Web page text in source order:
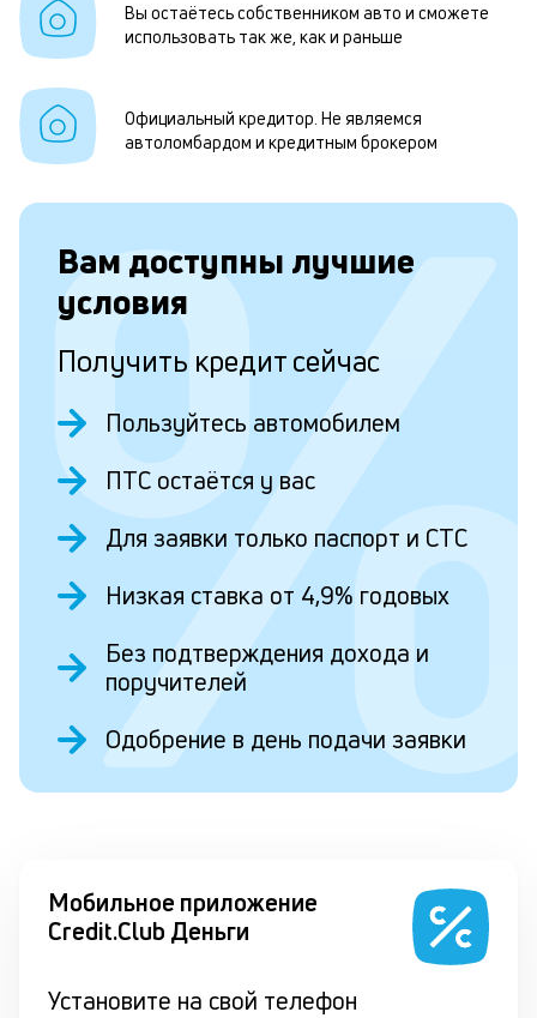
Вы остаётесь собственником авто и сможете
использовать так же, как и раньше
Официальный кредитор. Не являемся
автоломбардом и кредитным брокером
Вам доступны лучшие
условия
Получить кредит сейчас
Пользуйтесь автомобилем
ПТС остаётся у вас
Для заявки только паспорт и СТС
Низкая ставка от 4,9% годовых
Без подтверждения дохода и
поручителей
Одобрение в день подачи заявки
Мобильное приложение
Credit.Club Деньги
Установите на свой телефон